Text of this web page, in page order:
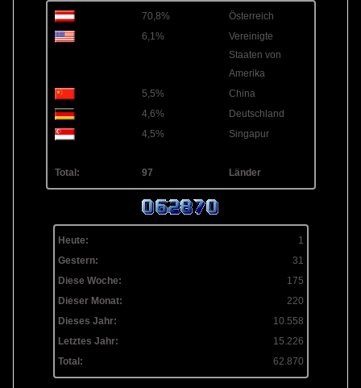
70,8%
Österreich
6,1%
Vereinigte
Staaten von
Amerika
5,5%
China
4,6%
Deutschland
4,5%
Singapur
Total: 97 Länder
Heute:
1
Gestern:
31
Diese Woche:
175
Dieser Monat:
220
Dieses Jahr:
10.558
Letztes Jahr:
15.226
Total:
62.870